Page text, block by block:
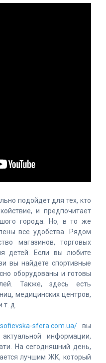
подойдет для тех, кто
и предпочитает
города. Но, в то же
все удобства. Рядом
магазинов, торговых
детей. Если вы любите
вы найдете спортивные
оборудованы и готовы
Также, здесь есть
медицинских центров,
т. д.
sfera.com.ua/
вы
информации,
На сегодняшний день,
лучшим ЖК, который